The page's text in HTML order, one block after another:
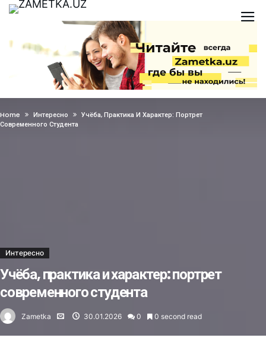
Home Интересно
Учёба, Практика И Характер: Портрет
Современного Студента
Интересно
Учёба, практика и характер: портрет
современного студента
Zametka 30.01.2026 0 0 second read